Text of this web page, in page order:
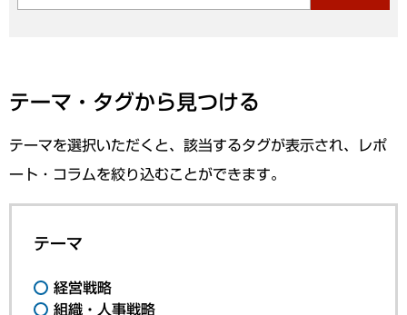
テーマ・タグから見つける
テーマを選択いただくと、該当するタグが表示され、レポ
ート・コラムを絞り込むことができます。
テーマ
経営戦略
組織・人事戦略